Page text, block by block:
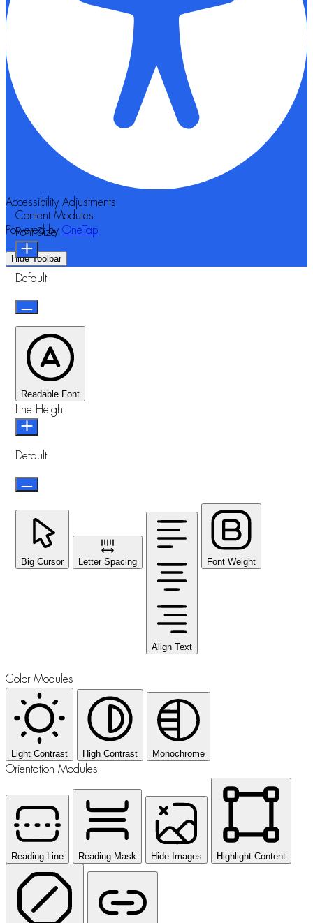
Accessibility Adjustments
Powered by OneTap
Hide Toolbar
Content Modules
Font Size
Default
Readable Font
Line Height
Default
Big Cursor Letter Spacing
Align Text
Font Weight
Color Modules
Light Contrast High Contrast Monochrome
Orientation Modules
Reading Line Reading Mask Hide Images Highlight Content